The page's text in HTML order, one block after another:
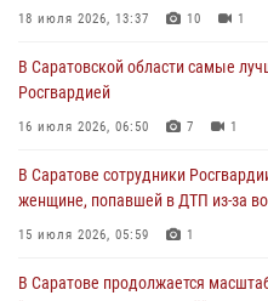
женщине, попавшей в ДТП из-за
В Саратове продолжается
"Каникулы с Росгвардией"
В Саратовской области при
задержан подозреваемый в
18 июля 2026, 13:37 10 1
В Саратовской области самые
Росгвардией
16 июля 2026, 06:50 7 1
В Саратове сотрудники
женщине, попавшей в ДТП из-за
15 июля 2026, 05:59 1
В Саратове продолжается